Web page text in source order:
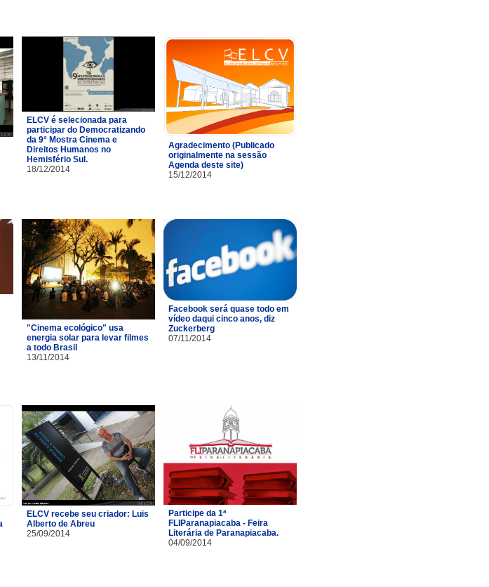
ELCV é selecionada para
participar do Democratizando
da 9° Mostra Cinema e
Direitos Humanos no
Hemisfério Sul.
18/12/2014
Agradecimento (Publicado
originalmente na sessão
Agenda deste site)
15/12/2014
"Cinema ecológico" usa
energia solar para levar filmes
a todo Brasil
13/11/2014
Facebook será quase todo em
vídeo daqui cinco anos, diz
Zuckerberg
07/11/2014
ELCV recebe seu criador: Luis
Alberto de Abreu
25/09/2014
Participe da 1ª
FLIParanapiacaba - Feira
Literária de Paranapiacaba.
04/09/2014